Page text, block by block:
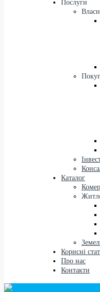
Послуги
Каталог
Корисні
Про нас
Контакти